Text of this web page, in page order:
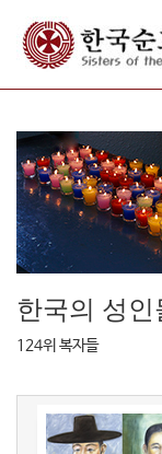
한국의 성인
124위 복자들